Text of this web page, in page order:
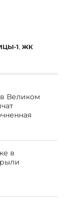
1, ЖК
Великом
в